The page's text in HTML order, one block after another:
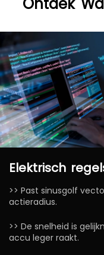
Ontdek
Elektrisch
>> Past sinusgolf
actieradius.
>> De snelheid is
accu leger raakt.